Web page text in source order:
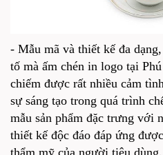
- Mẫu mã và thiết kế đa
tố mà ấm chén in logo tại
chiếm được rất nhiều cảm
sự sáng tạo trong quá trình
mẫu sản phẩm đặc trưng với
thiết kế độc đáo đáp ứng
thẩm mỹ của người tiêu dùng.